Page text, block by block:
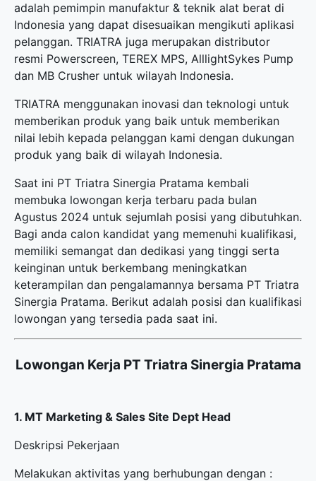
adalah pemimpin manufaktur & teknik alat berat di
Indonesia yang dapat disesuaikan mengikuti aplikasi
pelanggan. TRIATRA juga merupakan distributor
resmi Powerscreen, TEREX MPS, AlllightSykes Pump
dan MB Crusher untuk wilayah Indonesia.
TRIATRA menggunakan inovasi dan teknologi untuk
memberikan produk yang baik untuk memberikan
nilai lebih kepada pelanggan kami dengan dukungan
produk yang baik di wilayah Indonesia.
Saat ini PT Triatra Sinergia Pratama kembali
membuka lowongan kerja terbaru pada bulan
Agustus 2024 untuk sejumlah posisi yang dibutuhkan.
Bagi anda calon kandidat yang memenuhi kualifikasi,
memiliki semangat dan dedikasi yang tinggi serta
keinginan untuk berkembang meningkatkan
keterampilan dan pengalamannya bersama PT Triatra
Sinergia Pratama. Berikut adalah posisi dan kualifikasi
lowongan yang tersedia pada saat ini.
Lowongan Kerja PT Triatra Sinergia Pratama
1. MT Marketing & Sales Site Dept Head
Deskripsi Pekerjaan
Melakukan aktivitas yang berhubungan dengan :